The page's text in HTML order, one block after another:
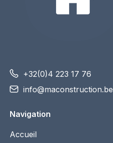
+32(0)4 223 17 76
info@maconstruction.be
Navigation
Accueil